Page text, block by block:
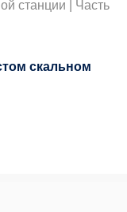
станции | Часть
скальном